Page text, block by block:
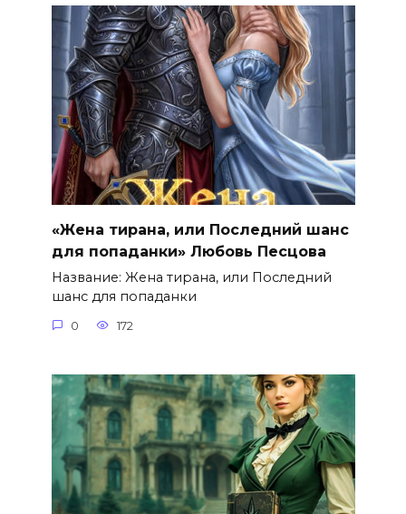
«Жена тирана, или Последний шанс
для попаданки» Любовь Песцова
Название: Жена тирана, или Последний
шанс для попаданки
0 172